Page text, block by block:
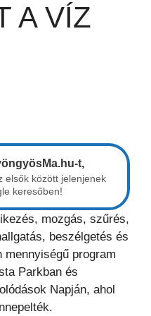
A VÍZ
t,
elsők között jelenjenek
keresőben!
mozgás, szűrés,
beszélgetés és
mennyiségű program
Parkban és
Napján, ahol